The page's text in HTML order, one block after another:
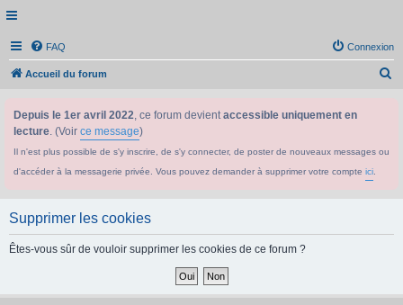
FAQ Connexion
Accueil du forum
Depuis le 1er avril 2022, ce forum devientaccessible uniquement en
lecture. (Voir ce message)
Il n'est plus possible de s'y inscrire, de s'y connecter, de poster de nouveaux messages ou
d'accéder à la messagerie privée. Vous pouvez demander à supprimer votre compte ici
Supprimer les cookies
Êtes-vous sûr de vouloir supprimer les cookies de ce forum ?